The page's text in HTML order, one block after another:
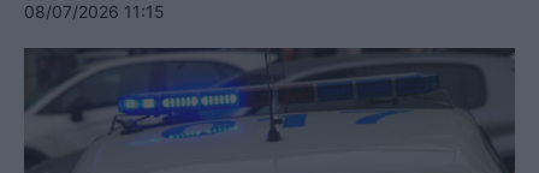
08/07/2026 11:15